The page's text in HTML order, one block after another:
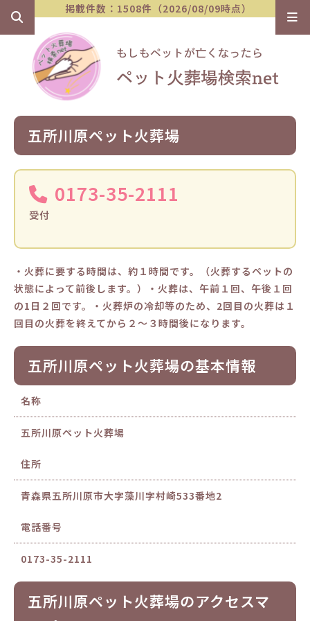
掲載件数：1508件（2026/08/09時点）
五所川原ペット火葬場
0173-35-2111
受付
・火葬に要する時間は、約１時間です。（火葬するペットの
状態によって前後します。）・火葬は、午前１回、午後１回
の1日２回です。・火葬炉の冷却等のため、2回目の火葬は１
回目の火葬を終えてから２～３時間後になります。
五所川原ペット火葬場の基本情報
名称
五所川原ペット火葬場
住所
青森県五所川原市大字藻川字村崎533番地2
電話番号
0173-35-2111
五所川原ペット火葬場のアクセスマ